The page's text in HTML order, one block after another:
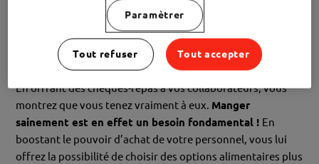
Erreur 1 : vous sous-estimez l’impact sur
la motivation de vos collaborateurs
En offrant des chèques-repas à vos collaborateurs, vous
montrez que vous tenez vraiment à eux. Manger
sainement est en effet un besoin fondamental ! En
boostant le pouvoir d’achat de votre personnel, vous lui
offrez la possibilité de choisir des options alimentaires plus
Paramètrer
Tout refuser Tout accepter